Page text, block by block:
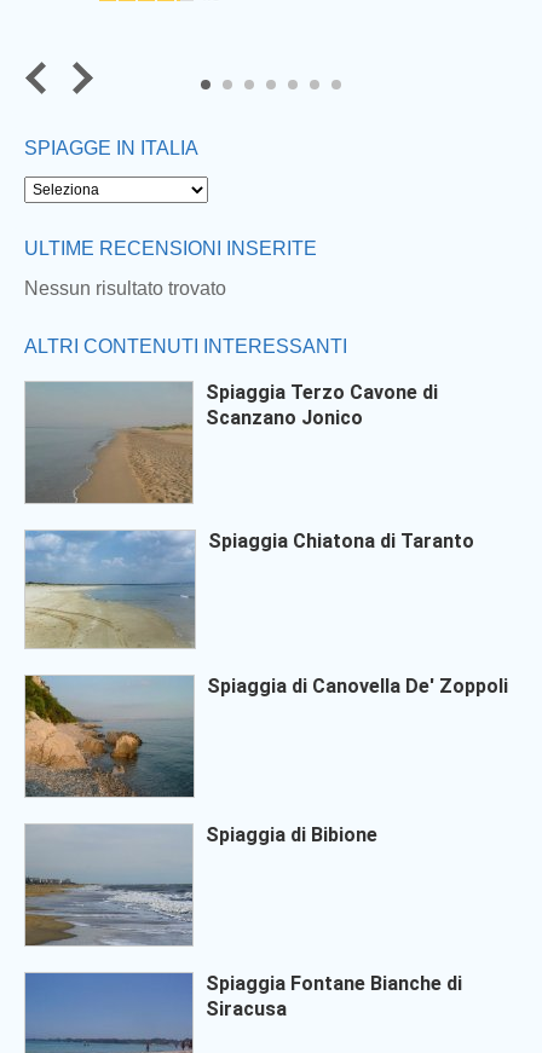
7
SPIAGGE IN ITALIA
ULTIME RECENSIONI INSERITE
Nessun risultato trovato
ALTRI CONTENUTI INTERESSANTI
Spiaggia Terzo Cavone di
Scanzano Jonico
Spiaggia Chiatona di Taranto
Spiaggia di Canovella De' Zoppoli
Spiaggia di Bibione
Spiaggia Fontane Bianche di
Siracusa